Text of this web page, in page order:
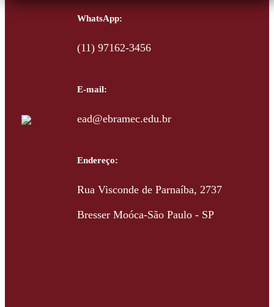
WhatsApp:
(11) 97162-3456
E-mail:
ead@ebramec.edu.br
Endereço:
Rua Visconde de Parnaíba, 2737
Bresser Moóca-São Paulo - SP